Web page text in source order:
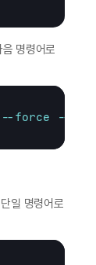
명령어로
--force --
일 명령어로